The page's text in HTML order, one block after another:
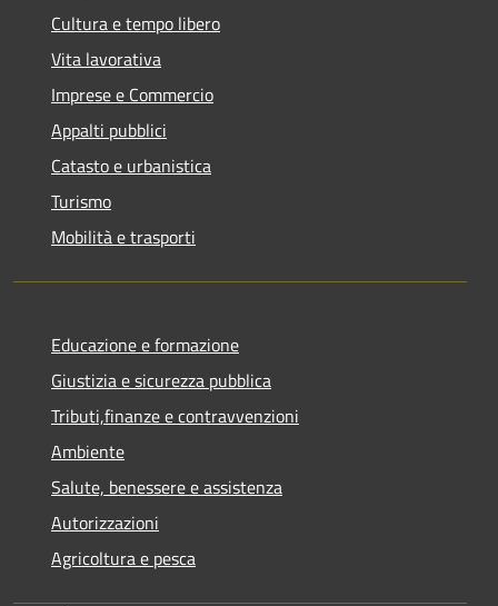
Cultura e tempo libero
Vita lavorativa
Imprese e Commercio
Appalti pubblici
Catasto e urbanistica
Turismo
Mobilità e trasporti
Educazione e formazione
Giustizia e sicurezza pubblica
Tributi,finanze e contravvenzioni
Ambiente
Salute, benessere e assistenza
Autorizzazioni
Agricoltura e pesca